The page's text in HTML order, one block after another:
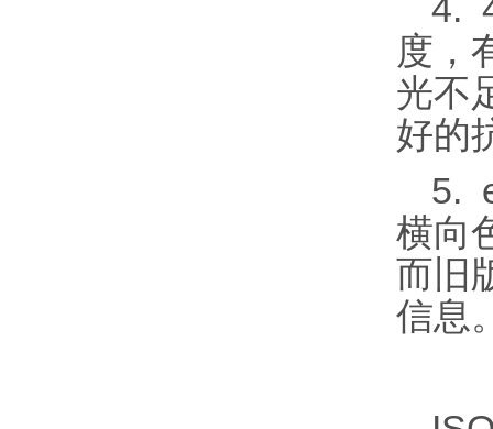
4.
度，
光不
好的
5.
横向
而旧
信息